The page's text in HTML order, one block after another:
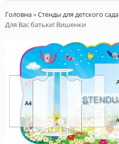
Головна»Стенды для детского сада
Для Вас батьки! Вишенки